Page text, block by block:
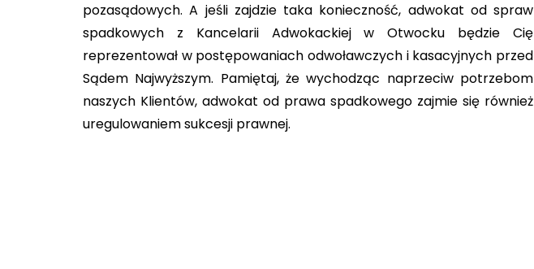
pozasądowych. A jeśli zajdzie taka konieczność, adwokat od spraw
spadkowych z Kancelarii Adwokackiej w Otwocku będzie Cię
reprezentował w postępowaniach odwoławczych i kasacyjnych przed
Sądem Najwyższym. Pamiętaj, że wychodząc naprzeciw potrzebom
naszych Klientów, adwokat od prawa spadkowego zajmie się również
uregulowaniem sukcesji prawnej.